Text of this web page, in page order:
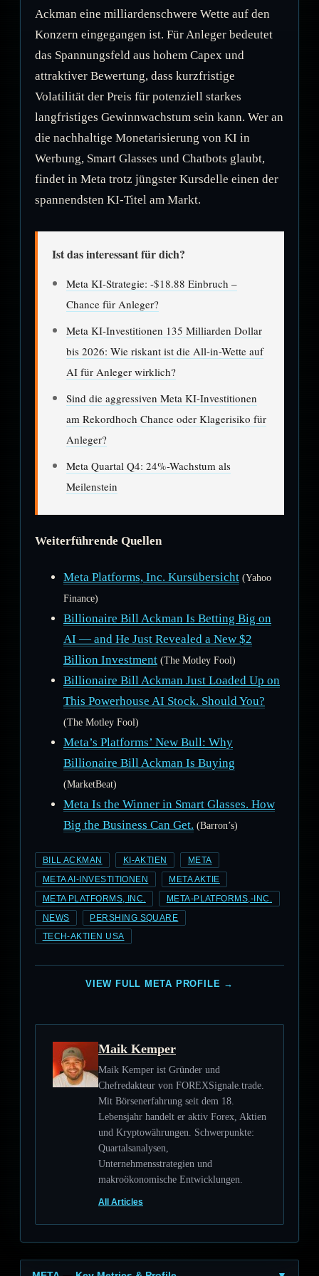
Ackman eine milliardenschwere Wette auf den
Konzern eingegangen ist. Für Anleger bedeutet
das Spannungsfeld aus hohem Capex und
attraktiver Bewertung, dass kurzfristige
Volatilität der Preis für potenziell starkes
langfristiges Gewinnwachstum sein kann. Wer an
die nachhaltige Monetarisierung von KI in
Werbung, Smart Glasses und Chatbots glaubt,
findet in Meta trotz jüngster Kursdelle einen der
spannendsten KI-Titel am Markt.
Ist das interessant für dich?
Meta KI-Strategie: -$18.88 Einbruch –
Chance für Anleger?
Meta KI-Investitionen 135 Milliarden Dollar
bis 2026: Wie riskant ist die All-in-Wette auf
AI für Anleger wirklich?
Sind die aggressiven Meta KI-Investitionen
am Rekordhoch Chance oder Klagerisiko für
Anleger?
Meta Quartal Q4: 24%-Wachstum als
Meilenstein
Weiterführende Quellen
Meta Platforms, Inc. Kursübersicht (Yahoo
Finance)
Billionaire Bill Ackman Is Betting Big on
AI — and He Just Revealed a New $2
Billion Investment (The Motley Fool)
Billionaire Bill Ackman Just Loaded Up on
This Powerhouse AI Stock. Should You?
(The Motley Fool)
Meta’s Platforms’ New Bull: Why
Billionaire Bill Ackman Is Buying
(MarketBeat)
Meta Is the Winner in Smart Glasses. How
Big the Business Can Get. (Barron’s)
BILL ACKMAN KI-AKTIEN META
META AI-INVESTITIONEN META AKTIE
META PLATFORMS, INC. META-PLATFORMS,-INC.
NEWS PERSHING SQUARE
TECH-AKTIEN USA
VIEW FULL META PROFILE →
Maik Kemper
Maik Kemper ist Gründer und
Chefredakteur von FOREXSignale.trade.
Mit Börsenerfahrung seit dem 18.
Lebensjahr handelt er aktiv Forex, Aktien
und Kryptowährungen. Schwerpunkte:
Quartalsanalysen,
Unternehmensstrategien und
makroökonomische Entwicklungen.
All Articles